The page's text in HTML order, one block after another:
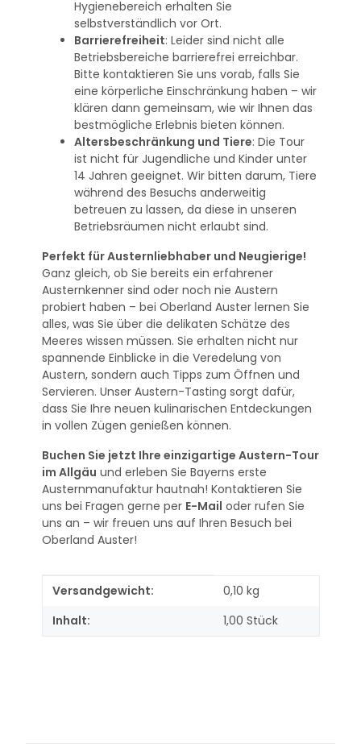
Hygienebereich erhalten Sie
selbstverständlich vor Ort.
Barrierefreiheit: Leider sind nicht alle
Betriebsbereiche barrierefrei erreichbar.
Bitte kontaktieren Sie uns vorab, falls Sie
eine körperliche Einschränkung haben – wir
klären dann gemeinsam, wie wir Ihnen das
bestmögliche Erlebnis bieten können.
Altersbeschränkung und Tiere: Die Tour
ist nicht für Jugendliche und Kinder unter
14 Jahren geeignet. Wir bitten darum, Tiere
während des Besuchs anderweitig
betreuen zu lassen, da diese in unseren
Betriebsräumen nicht erlaubt sind.
Perfekt für Austernliebhaber und Neugierige!
Ganz gleich, ob Sie bereits ein erfahrener
Austernkenner sind oder noch nie Austern
probiert haben – bei Oberland Auster lernen Sie
alles, was Sie über die delikaten Schätze des
Meeres wissen müssen. Sie erhalten nicht nur
spannende Einblicke in die Veredelung von
Austern, sondern auch Tipps zum Öffnen und
Servieren. Unser Austern-Tasting sorgt dafür,
dass Sie Ihre neuen kulinarischen Entdeckungen
in vollen Zügen genießen können.
Buchen Sie jetzt Ihre einzigartige Austern-Tour
im Allgäu und erleben Sie Bayerns erste
Austernmanufaktur hautnah! Kontaktieren Sie
uns bei Fragen gerne per E-Mail oder rufen Sie
uns an – wir freuen uns auf Ihren Besuch bei
Oberland Auster!
Produkteigenschaft
Wert
Versandgewicht:
0,10 kg
Inhalt:
1,00 Stück